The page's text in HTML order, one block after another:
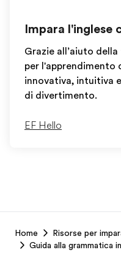
Impara l'inglese
Grazie all’aiuto
per l'apprendimento
innovativa, intuitiva
di divertimento.
EF Hello
Footer
Home
Risorse per
Guida alla grammatica